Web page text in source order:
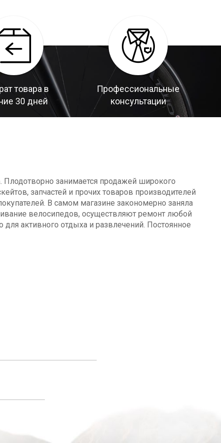
товара в
30 дней
Профессиональные
консультации
Плодотворно занимается продажей широкого
запчастей и прочих товаров производителей
В самом магазине закономерно заняла
велосипедов, осуществляют ремонт любой
для активного отдыха и развлечений. Постоянное